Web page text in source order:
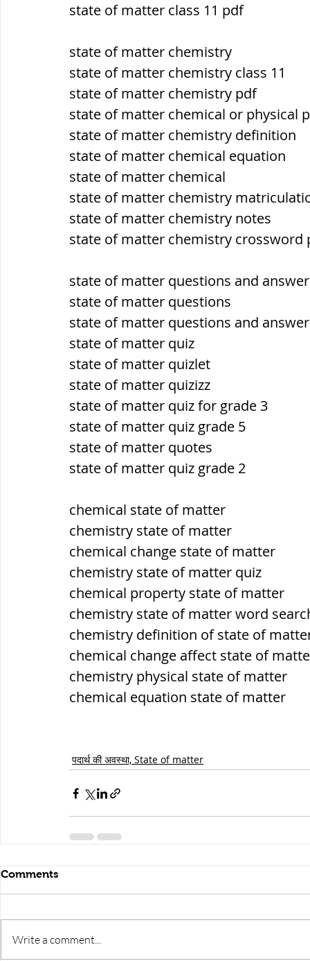
state of matter class 11 pdf
state of matter chemistry
state of matter chemistry class 11
state of matter chemistry pdf
state of matter chemical or physical
state of matter chemistry definition
state of matter chemical equation
state of matter chemical
state of matter chemistry
state of matter chemistry notes
state of matter chemistry crossword
state of matter questions and
state of matter questions
state of matter questions and
state of matter quiz
state of matter quizlet
state of matter quizizz
state of matter quiz for grade 3
state of matter quiz grade 5
state of matter quotes
state of matter quiz grade 2
chemical state of matter
chemistry state of matter
chemical change state of matter
chemistry state of matter quiz
chemical property state of matter
chemistry state of matter word
chemistry definition of state of
chemical change affect state of
chemistry physical state of matter
chemical equation state of matter
पदार्थ की अवस्था, State of matter
Comments
Write a comment...